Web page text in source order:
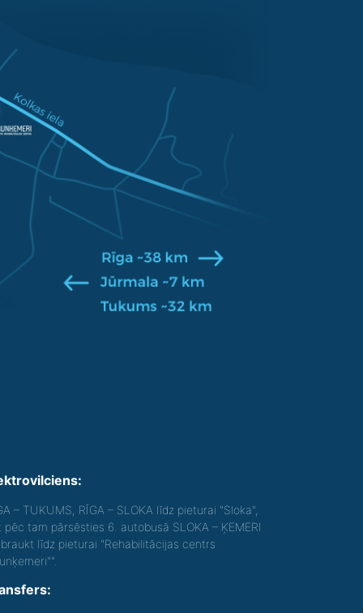
– TUKUMS, RĪGA – SLOKA līdz pieturai "Sloka",
pēc tam pārsēsties 6. autobusā SLOKA – ĶEMERI
līdz pieturai "Rehabilitācijas centrs